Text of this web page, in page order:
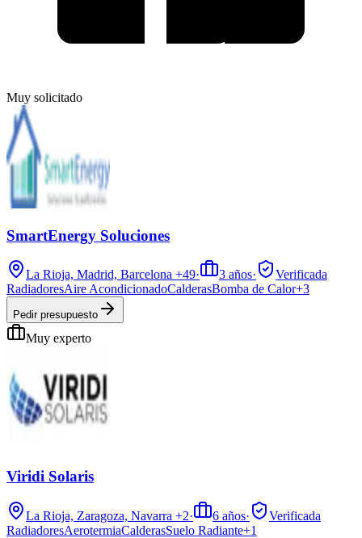
Muy solicitado
SmartEnergy Soluciones
La Rioja, Madrid, Barcelona +49· 3 años·
Verificada
RadiadoresAire AcondicionadoCalderasBomba de Calor+3
Pedir presupuesto
Muy experto
Viridi Solaris
La Rioja, Zaragoza, Navarra +2· 6 años·
Verificada
RadiadoresAerotermiaCalderasSuelo Radiante+1